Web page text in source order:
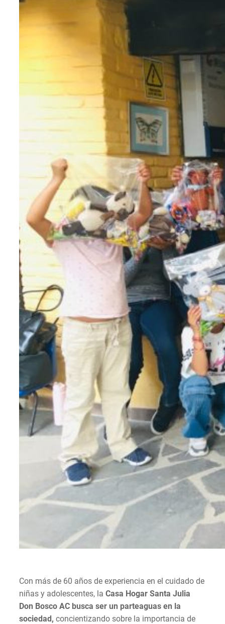
Con más de 60 años de experiencia en el cuidado de
niñas y adolescentes, la Casa Hogar Santa Julia
Don Bosco AC busca ser un parteaguas en la
sociedad, concientizando sobre la importancia de